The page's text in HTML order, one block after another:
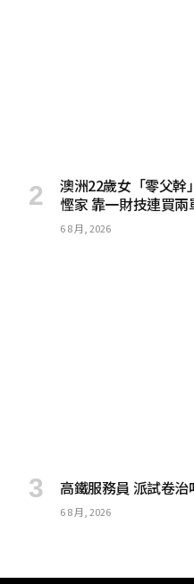
澳洲22歲女「零父幹
慳家 靠一財技連買兩
6 8 月, 2026
高鐵服務員 派試卷治
6 8 月, 2026